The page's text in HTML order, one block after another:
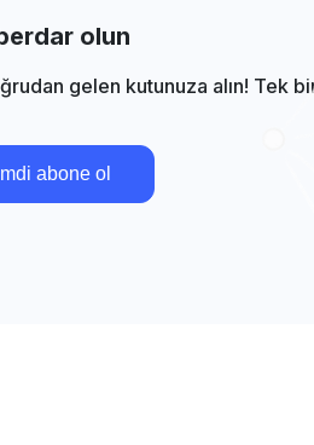
olun
gelen kutunuza alın! Tek
abone ol